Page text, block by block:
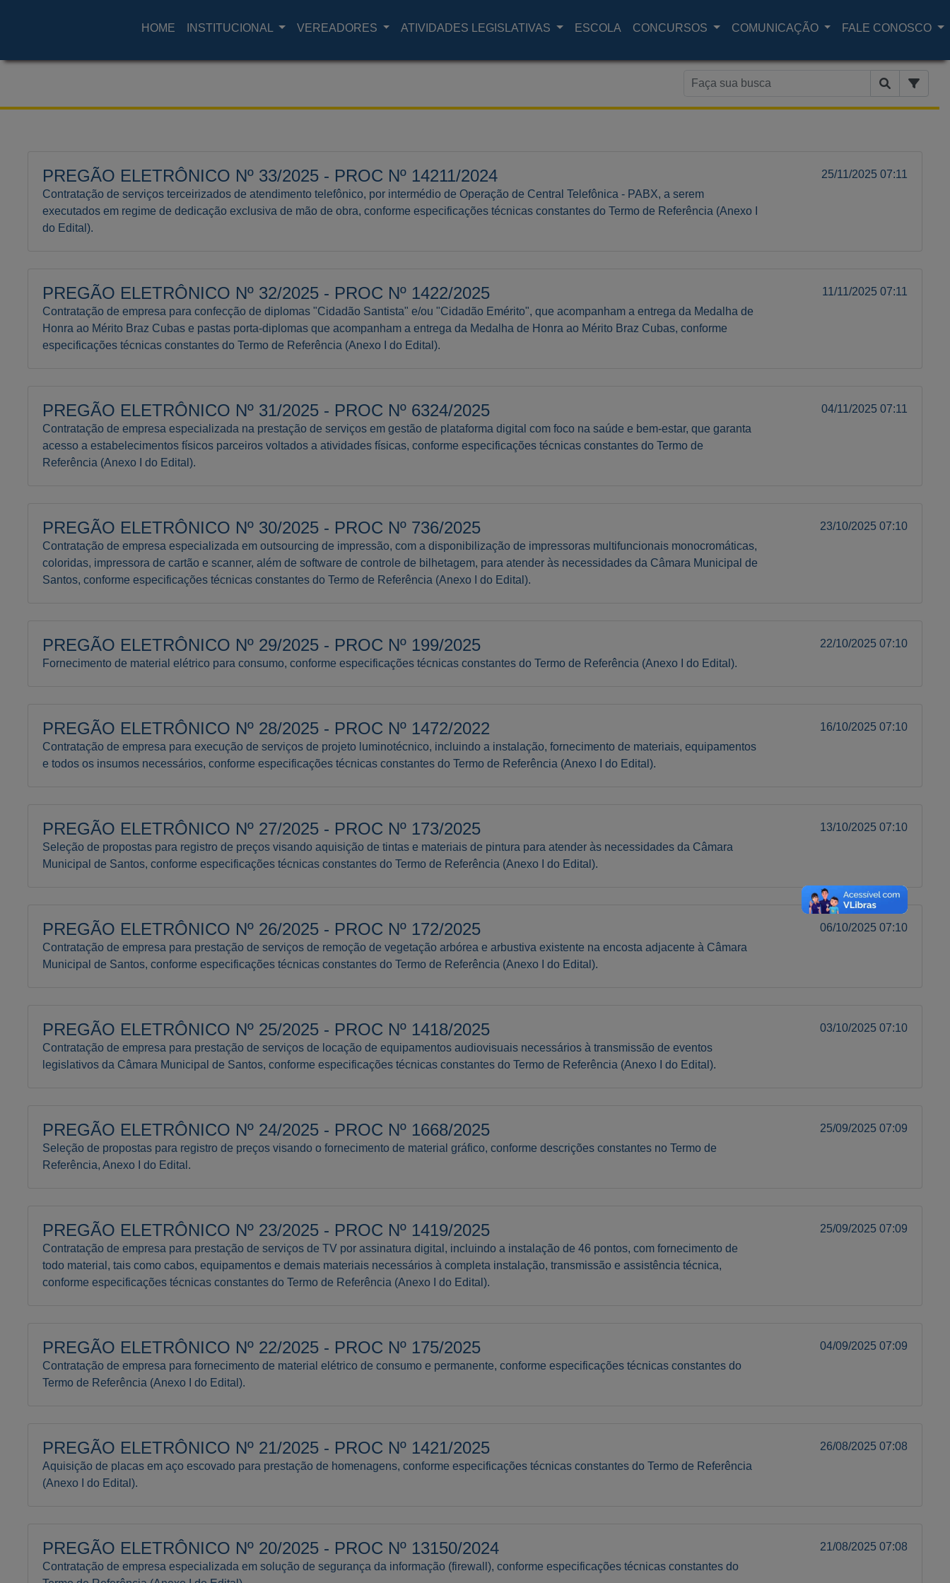
HOME INSTITUCIONAL VEREADORES ATIVIDADES LEGISLATIVAS ESCOLA CONCURSOS COMUNICAÇÃO FALE CONOSCO
PREGÃO ELETRÔNICO Nº 33/2025 - PROC Nº 14211/2024
Contratação de serviços terceirizados de atendimento telefônico, por intermédio de Operação de Central Telefônica - PABX, a serem
executados em regime de dedicação exclusiva de mão de obra, conforme especificações técnicas constantes do Termo de Referência (Anexo I
do Edital).
25/11/2025 07:11
PREGÃO ELETRÔNICO Nº 32/2025 - PROC Nº 1422/2025
Contratação de empresa para confecção de diplomas "Cidadão Santista" e/ou "Cidadão Emérito", que acompanham a entrega da Medalha de
Honra ao Mérito Braz Cubas e pastas porta-diplomas que acompanham a entrega da Medalha de Honra ao Mérito Braz Cubas, conforme
especificações técnicas constantes do Termo de Referência (Anexo I do Edital).
11/11/2025 07:11
PREGÃO ELETRÔNICO Nº 31/2025 - PROC Nº 6324/2025
Contratação de empresa especializada na prestação de serviços em gestão de plataforma digital com foco na saúde e bem-estar, que garanta
acesso a estabelecimentos físicos parceiros voltados a atividades físicas, conforme especificações técnicas constantes do Termo de
Referência (Anexo I do Edital).
04/11/2025 07:11
PREGÃO ELETRÔNICO Nº 30/2025 - PROC Nº 736/2025
Contratação de empresa especializada em outsourcing de impressão, com a disponibilização de impressoras multifuncionais monocromáticas,
coloridas, impressora de cartão e scanner, além de software de controle de bilhetagem, para atender às necessidades da Câmara Municipal de
Santos, conforme especificações técnicas constantes do Termo de Referência (Anexo I do Edital).
23/10/2025 07:10
PREGÃO ELETRÔNICO Nº 29/2025 - PROC Nº 199/2025
Fornecimento de material elétrico para consumo, conforme especificações técnicas constantes do Termo de Referência (Anexo I do Edital).
22/10/2025 07:10
PREGÃO ELETRÔNICO Nº 28/2025 - PROC Nº 1472/2022
Contratação de empresa para execução de serviços de projeto luminotécnico, incluindo a instalação, fornecimento de materiais, equipamentos
e todos os insumos necessários, conforme especificações técnicas constantes do Termo de Referência (Anexo I do Edital).
16/10/2025 07:10
PREGÃO ELETRÔNICO Nº 27/2025 - PROC Nº 173/2025
Seleção de propostas para registro de preços visando aquisição de tintas e materiais de pintura para atender às necessidades da Câmara
Municipal de Santos, conforme especificações técnicas constantes do Termo de Referência (Anexo I do Edital).
13/10/2025 07:10
PREGÃO ELETRÔNICO Nº 26/2025 - PROC Nº 172/2025
Contratação de empresa para prestação de serviços de remoção de vegetação arbórea e arbustiva existente na encosta adjacente à Câmara
Municipal de Santos, conforme especificações técnicas constantes do Termo de Referência (Anexo I do Edital).
06/10/2025 07:10
PREGÃO ELETRÔNICO Nº 25/2025 - PROC Nº 1418/2025
Contratação de empresa para prestação de serviços de locação de equipamentos audiovisuais necessários à transmissão de eventos
legislativos da Câmara Municipal de Santos, conforme especificações técnicas constantes do Termo de Referência (Anexo I do Edital).
03/10/2025 07:10
PREGÃO ELETRÔNICO Nº 24/2025 - PROC Nº 1668/2025
Seleção de propostas para registro de preços visando o fornecimento de material gráfico, conforme descrições constantes no Termo de
Referência, Anexo I do Edital.
25/09/2025 07:09
PREGÃO ELETRÔNICO Nº 23/2025 - PROC Nº 1419/2025
Contratação de empresa para prestação de serviços de TV por assinatura digital, incluindo a instalação de 46 pontos, com fornecimento de
todo material, tais como cabos, equipamentos e demais materiais necessários à completa instalação, transmissão e assistência técnica,
conforme especificações técnicas constantes do Termo de Referência (Anexo I do Edital).
25/09/2025 07:09
PREGÃO ELETRÔNICO Nº 22/2025 - PROC Nº 175/2025
Contratação de empresa para fornecimento de material elétrico de consumo e permanente, conforme especificações técnicas constantes do
Termo de Referência (Anexo I do Edital).
04/09/2025 07:09
PREGÃO ELETRÔNICO Nº 21/2025 - PROC Nº 1421/2025
Aquisição de placas em aço escovado para prestação de homenagens, conforme especificações técnicas constantes do Termo de Referência
(Anexo I do Edital).
26/08/2025 07:08
PREGÃO ELETRÔNICO Nº 20/2025 - PROC Nº 13150/2024
Contratação de empresa especializada em solução de segurança da informação (firewall), conforme especificações técnicas constantes do
21/08/2025 07:08